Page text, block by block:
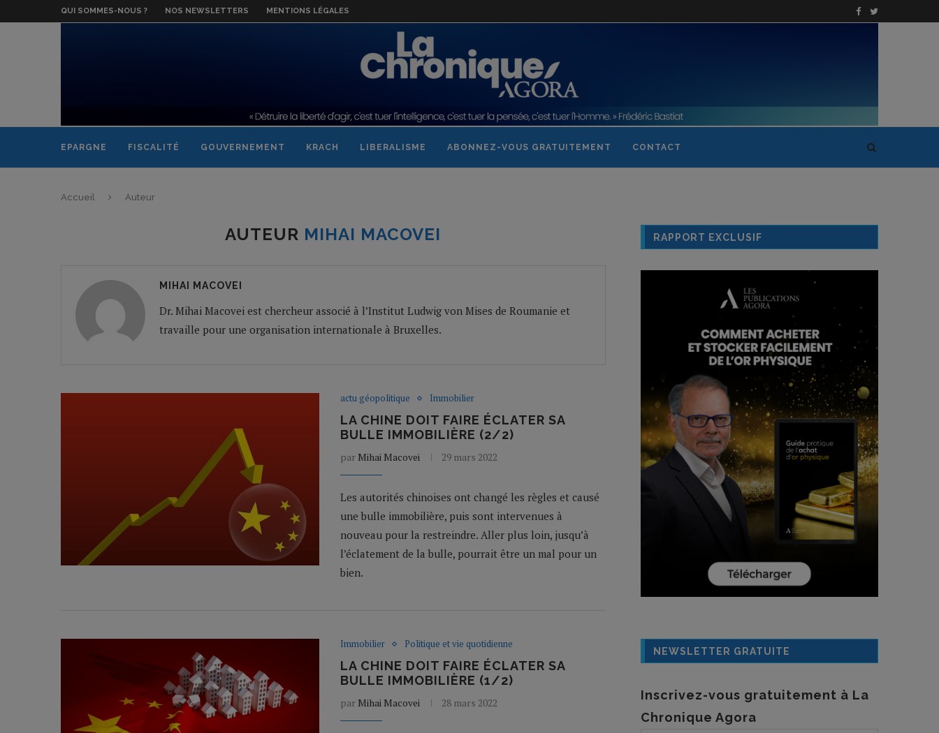
QUI SOMMES-NOUS ? NOS NEWSLETTERS MENTIONS LÉGALES
EPARGNE FISCALITÉ GOUVERNEMENT KRACH LIBERALISME ABONNEZ-VOUS GRATUITEMENT CONTACT
Accueil Auteur
AUTEUR MIHAI MACOVEI
MIHAI MACOVEI
Dr. Mihai Macovei est chercheur associé à l’Institut Ludwig von Mises de Roumanie et
travaille pour une organisation internationale à Bruxelles.
actu géopolitique Immobilier
LA CHINE DOIT FAIRE ÉCLATER SA
BULLE IMMOBILIÈRE (2/2)
par Mihai Macovei 29 mars 2022
Les autorités chinoises ont changé les règles et causé
une bulle immobilière, puis sont intervenues à
nouveau pour la restreindre. Aller plus loin, jusqu’à
l’éclatement de la bulle, pourrait être un mal pour un
bien.
Immobilier Politique et vie quotidienne
LA CHINE DOIT FAIRE ÉCLATER SA
BULLE IMMOBILIÈRE (1/2)
par Mihai Macovei 28 mars 2022
RAPPORT EXCLUSIF
NEWSLETTER GRATUITE
Inscrivez-vous gratuitement à La
Chronique Agora